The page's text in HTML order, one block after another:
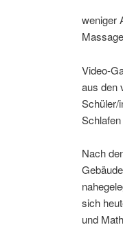
weniger
Video-
aus den
Schüler/
Nach
sich
und